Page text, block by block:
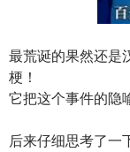
最荒诞的果然还是
梗！
它把这个事件的隐
后来仔细思考了一